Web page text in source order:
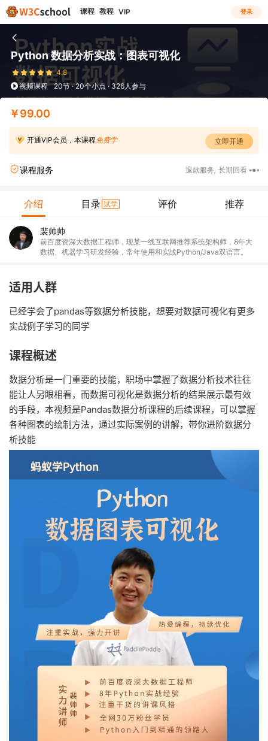
课程 教程 VIP 登录
Python 数据分析实战：图表可视化
4.8
视频课程
20节 · 20个小点 · 326人参与
￥99.00
开通VIP会员，本课程 免费学 立即开通
课程服务 退款服务 长期回看
介绍 目录 试学 评价 推荐
裴帅帅
前百度资深大数据工程师，现某一线互联网推荐系统架构师，8年大
数据、机器学习研发经验，常年使用和实战Python/Java双语言。
适用人群
已经学会了pandas等数据分析技能，想要对数据可视化有更多
实战例子学习的同学
课程概述
数据分析是一门重要的技能，职场中掌握了数据分析技术往往
能让人另眼相看，而数据可视化是数据分析的结果展示最有效
的手段，本视频是Pandas数据分析课程的后续课程，可以掌握
各种图表的绘制方法，通过实际案例的讲解，带你进阶数据分
析技能